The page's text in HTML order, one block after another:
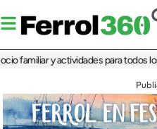
y actividades para todos los